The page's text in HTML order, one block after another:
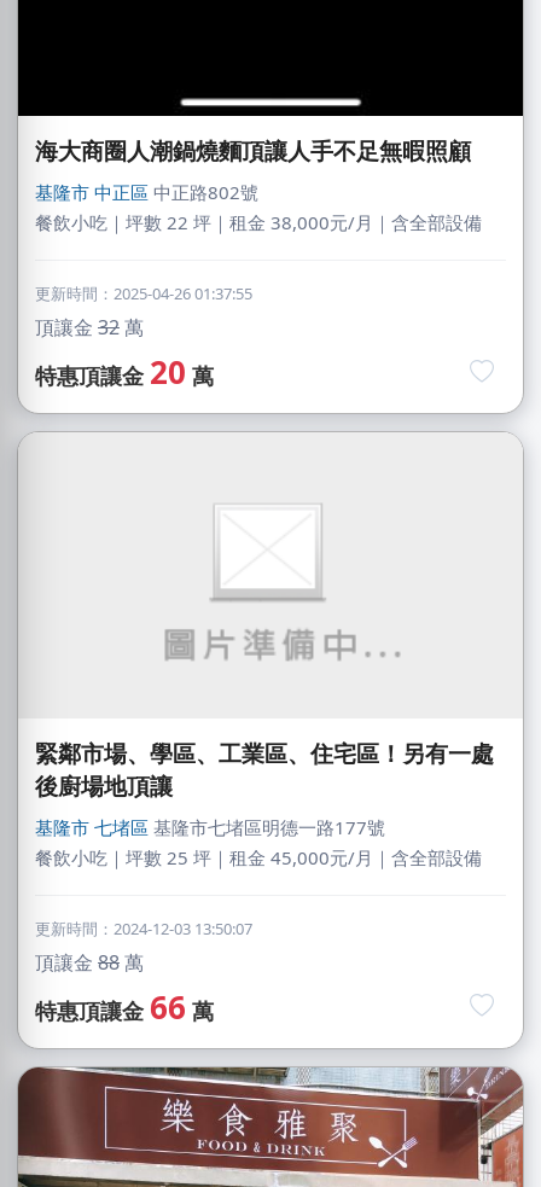
海大商圈人潮鍋燒麵頂讓人手不足無暇照顧
基隆市 中正區 中正路802號
餐飲小吃｜坪數 22 坪｜租金 38,000元/月｜含全部設備
更新時間：2025-04-26 01:37:55
頂讓金 32萬
特惠頂讓金 20 萬
緊鄰市場、學區、工業區、住宅區！另有一處
後廚場地頂讓
基隆市 七堵區 基隆市七堵區明德一路177號
餐飲小吃｜坪數 25 坪｜租金 45,000元/月｜含全部設備
更新時間：2024-12-03 13:50:07
頂讓金 88萬
特惠頂讓金 66 萬